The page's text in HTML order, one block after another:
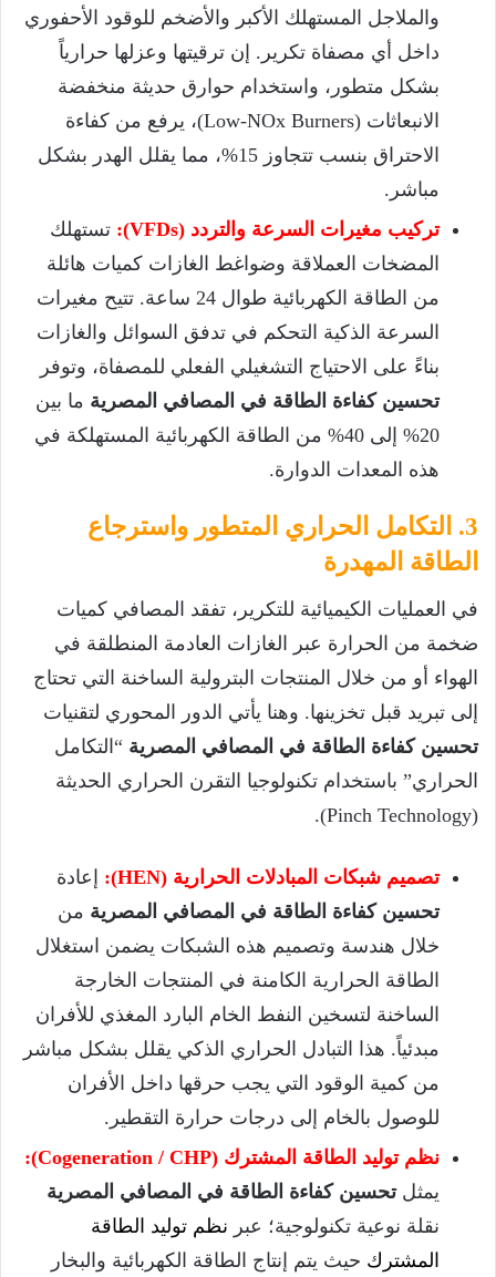
والملاجل المستهلك الأكبر والأضخم للوقود الأحفوري
داخل أي مصفاة تكرير. إن ترقيتها وعزلها حرارياً
بشكل متطور، واستخدام حوارق حديثة منخفضة
الانبعاثات (Low-NOx Burners)، يرفع من كفاءة
الاحتراق بنسب تتجاوز 15%، مما يقلل الهدر بشكل
مباشر.
تركيب مغيرات السرعة والتردد (VFDs):
تستهلك
المضخات العملاقة وضواغط الغازات كميات هائلة
من الطاقة الكهربائية طوال 24 ساعة. تتيح مغيرات
السرعة الذكية التحكم في تدفق السوائل والغازات
بناءً على الاحتياج التشغيلي الفعلي للمصفاة، وتوفر
تحسين كفاءة الطاقة في المصافي المصرية ما بين
20% إلى 40% من الطاقة الكهربائية المستهلكة في
هذه المعدات الدوارة.
3. التكامل الحراري المتطور واسترجاع
الطاقة المهدرة
في العمليات الكيميائية للتكرير، تفقد المصافي كميات
ضخمة من الحرارة عبر الغازات العادمة المنطلقة في
الهواء أو من خلال المنتجات البترولية الساخنة التي تحتاج
إلى تبريد قبل تخزينها. وهنا يأتي الدور المحوري لتقنيات
تحسين كفاءة الطاقة في المصافي المصرية “التكامل
الحراري” باستخدام تكنولوجيا التقرن الحراري الحديثة
(Pinch Technology).
تصميم شبكات المبادلات الحرارية (HEN):
إعادة
تحسين كفاءة الطاقة في المصافي المصرية من
خلال هندسة وتصميم هذه الشبكات يضمن استغلال
الطاقة الحرارية الكامنة في المنتجات الخارجة
الساخنة لتسخين النفط الخام البارد المغذي للأفران
مبدئياً. هذا التبادل الحراري الذكي يقلل بشكل مباشر
من كمية الوقود التي يجب حرقها داخل الأفران
للوصول بالخام إلى درجات حرارة التقطير.
نظم توليد الطاقة المشترك (Cogeneration / CHP):
يمثلتحسين كفاءة الطاقة في المصافي المصرية
نقلة نوعية تكنولوجية؛ عبر نظم توليد الطاقة
المشترك حيث يتم إنتاج الطاقة الكهربائية والبخار